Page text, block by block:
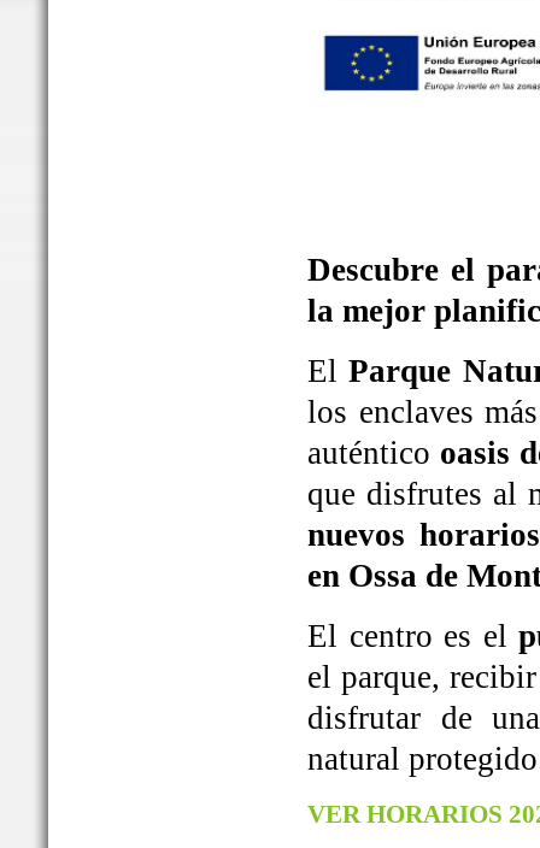
Descubre el
la mejor
ElParque
los enclaves
auténtico oasis
que disfrutes al
nuevos
en Ossa de
El centro es el
el parque,
disfrutar de
natural
VER HORARIOS